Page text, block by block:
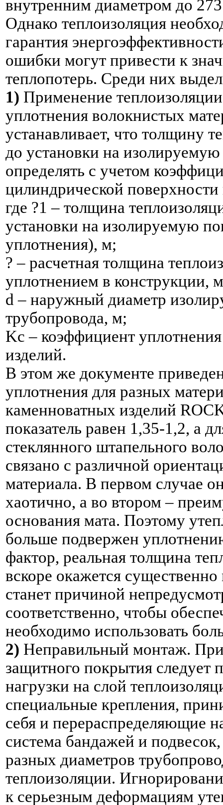
внутренним диаметром до
Однако теплоизоляция
гарантия
ошибки могут привести к
теплопотерь. Среди них
1) Применение
уплотнения волокнистых
устанавливает, что толщину
до установки на изолируемую
определять с учетом
цилиндрической
где ?1 – толщина
установки на изолируемую
уплотнения), м;
? – расчетная толщина
уплотнением в конструкции,
d – наружный диаметр
трубопровода, м;
Kc – коэффициент
изделий.
В этом же документе
уплотнения для разных
каменноватных изделий
показатель равен 1,35-1,2, а
стеклянного штапельного
связано с различной
материала. В первом случае
хаотично, а во втором –
основания мата. Поэтому
больше подвержен
фактор, реальная толщина
вскоре окажется
станет причиной
соответственно, чтобы
необходимо использовать
2) Неправильный монтаж. При
защитного покрытия следует
нагрузки на слой
специальные крепления,
себя и перераспределяющие
система бандажей и
разных диаметров
теплоизоляции.
к серьезным деформациям